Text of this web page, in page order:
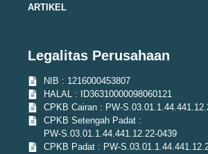
ARTIKEL
Legalitas Perusahaan
NIB : 1216000453807
HALAL : ID36310000098060121
CPKB Cairan : PW-
CPKB Setengah Padat :
PW-S.03.01.1.44.441.12.22-0439
CPKB Padat : PW-